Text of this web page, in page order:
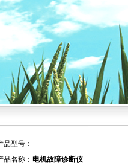
品型号：
品名称： 电机故障诊断仪